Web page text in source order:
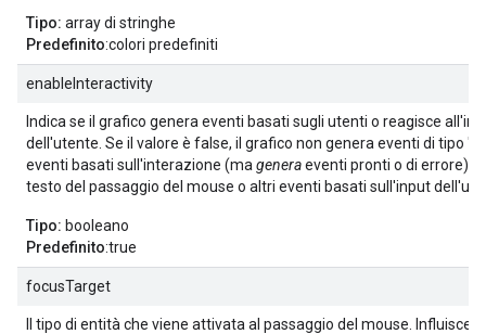
Tipo: array di stringhe
Predefinito:colori predefiniti
enableInteractivity
Indica se il grafico genera eventi basati sugli utenti o reagisce
dell'utente. Se il valore è false, il grafico non genera eventi di tipo
eventi basati sull'interazione (ma generaeventi pronti o di errore) e
testo del passaggio del mouse o altri eventi basati sull'input
Tipo: booleano
Predefinito:true
focusTarget
Il tipo di entità che viene attivata al passaggio del mouse. Influisce